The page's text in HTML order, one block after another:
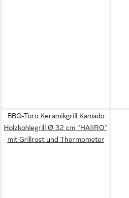
BBQ-Toro Keramikgrill Kamado
Holzkohlegrill Ø 32 cm "HAIIRO"
mit Grillrost und Thermometer